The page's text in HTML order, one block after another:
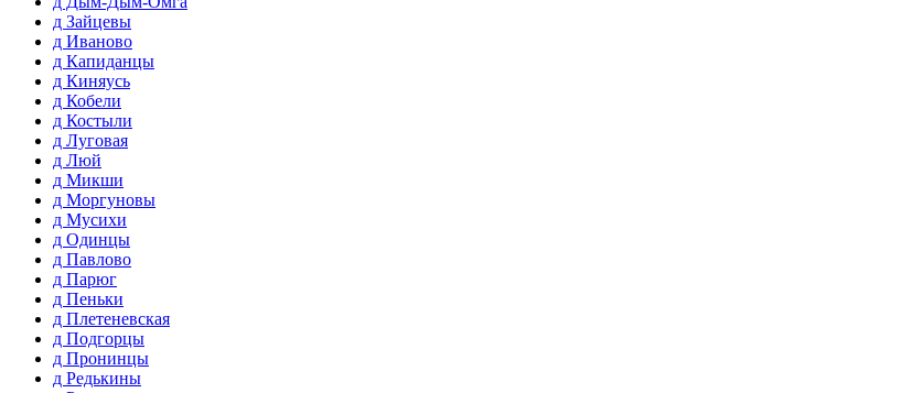
д Зайцевы
д Иваново
д Капиданцы
д Киняусь
д Кобели
д Костыли
д Луговая
д Люй
д Микши
д Моргуновы
д Мусихи
д Одинцы
д Павлово
д Парюг
д Пеньки
д Плетеневская
д Подгорцы
д Пронинцы
д Редькины